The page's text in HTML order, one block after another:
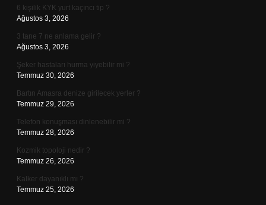
6 kişilik KYK yurt kaçıncı tip ?
Ağustos 3, 2026
3 tane 7 ne anlama gelir ?
Ağustos 3, 2026
Şeker hastaları hurma yiyebilir mi ?
Temmuz 30, 2026
Bartın Amasra denize girilecek yerler ?
Temmuz 29, 2026
Telefon konuşması dinlenebilir mi ?
Temmuz 28, 2026
Kozmik topoloji nedir ?
Temmuz 26, 2026
Kalker dayanıklı mı ?
Temmuz 25, 2026